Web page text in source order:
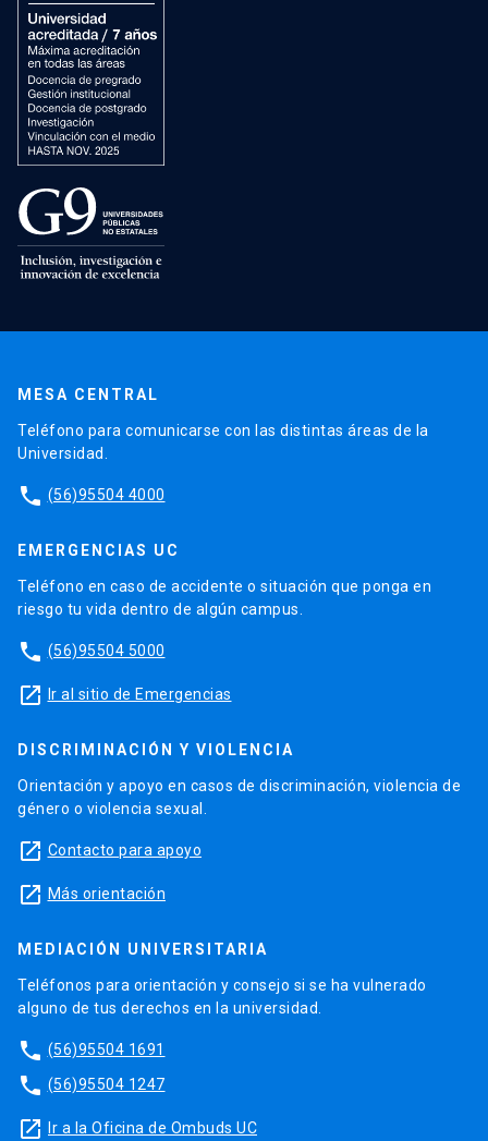
MESA CENTRAL
Teléfono para comunicarse con las distintas áreas de la
Universidad.
phone (56)95504 4000
EMERGENCIAS UC
Teléfono en caso de accidente o situación que ponga en
riesgo tu vida dentro de algún campus.
phone (56)95504 5000
launch Ir al sitio de Emergencias
DISCRIMINACIÓN Y VIOLENCIA
Orientación y apoyo en casos de discriminación, violencia de
género o violencia sexual.
launch Contacto para apoyo
launch Más orientación
MEDIACIÓN UNIVERSITARIA
Teléfonos para orientación y consejo si se ha vulnerado
alguno de tus derechos en la universidad.
phone (56)95504 1691
phone (56)95504 1247
launch Ir a la Oficina de Ombuds UC